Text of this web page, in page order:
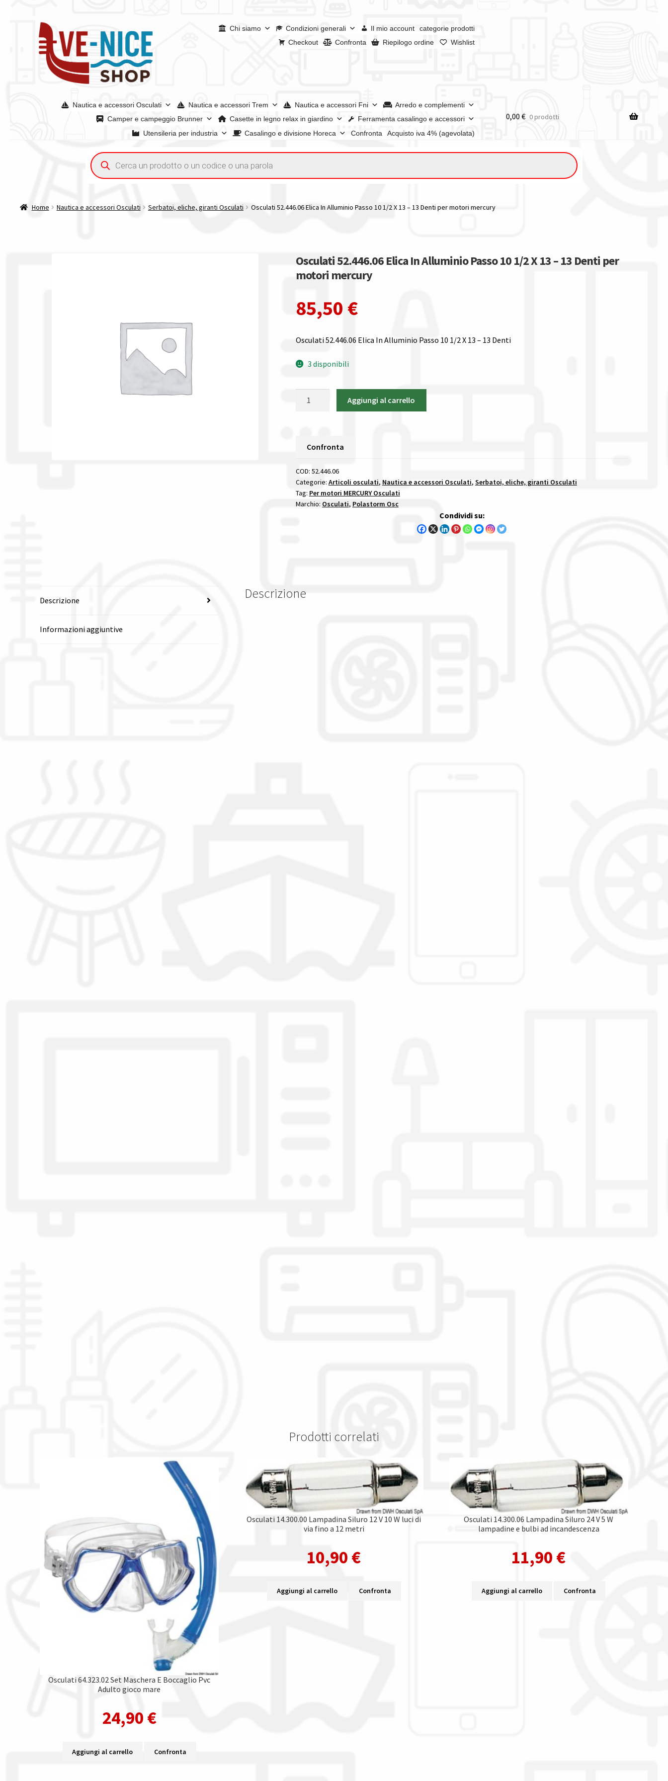
alla
navigazione
contenuto
Chi siamo Condizioni generali Il mio account
categorie prodotti
Checkout
Confronta Riepilogo ordine Wishlist
Nautica e accessori Osculati Nautica e accessori Trem Nautica e accessori Fni
Arredo e complementi
Camper e campeggio Brunner
Casette in legno relax in giardino
Ferramenta casalingo e accessori
Utensileria per industria
Casalingo e divisione Horeca Confronta Acquisto iva 4% (agevolata)
Acquisto iva 4% (agevolata)Chi siamoCondizioni generaliConfrontaConfrontaI nostri negoziRiepilogo ordine
Spedizioni in europaSpedizioni in italiaTutte le categorie dei prodottiWishlistCheckoutIl mio account
0,00 € 0 prodotti
Ricerca
prodotti
Home Nautica e accessori Osculati Serbatoi, eliche, giranti Osculati Osculati 52.446.06 Elica In Alluminio Passo 10 1/2 X 13 – 13 Denti per motori mercury
Osculati 52.446.06 Elica In Alluminio Passo 10 1/2 X 13 – 13 Denti per
motori mercury
85,50 €
Osculati 52.446.06 Elica In Alluminio Passo 10 1/2 X 13 – 13 Denti
3 disponibili
Alluminio
10
1/2
X
13
quantità
Aggiungi al carrello
Confronta
COD: 52.446.06
Categorie: Articoli osculati, Nautica e accessori Osculati, Serbatoi, eliche, giranti Osculati
Tag: Per motori MERCURY Osculati
Marchio: Osculati, Polastorm Osc
Condividi su:
Descrizione
Informazioni aggiuntive
Descrizione
Prodotti correlati
Osculati 64.323.02 Set Maschera E Boccaglio Pvc
Adulto gioco mare
24,90 €
Aggiungi al carrello Confronta
Osculati 14.300.00 Lampadina Siluro 12 V 10 W luci di
via fino a 12 metri
10,90 €
Aggiungi al carrello Confronta
Osculati 14.300.06 Lampadina Siluro 24 V 5 W
lampadine e bulbi ad incandescenza
11,90 €
Aggiungi al carrello Confronta